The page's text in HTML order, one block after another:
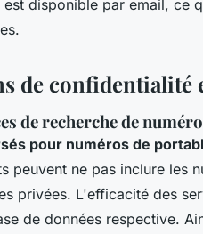
disponible par email, ce
de confidentialité
de recherche de
pour numéros de
peuvent ne pas inclure les
privées. L'efficacité des
de données respective.